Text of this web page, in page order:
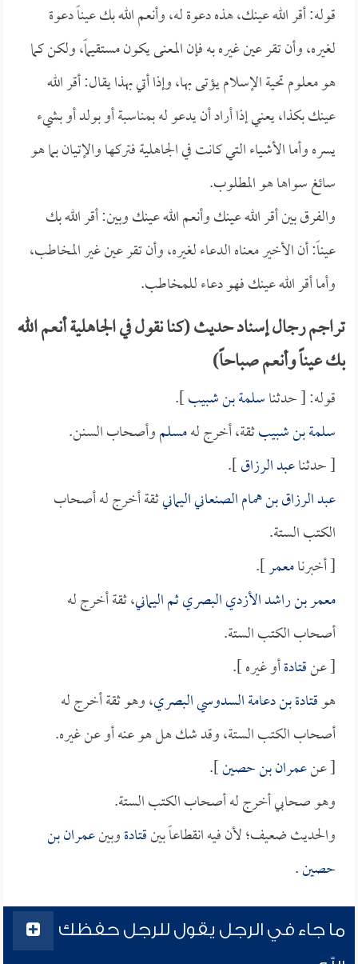
قوله: أقر الله عينك، هذه دعوة له، وأنعم الله بك عيناً دعوة
لغيره، وأن تقر عين غيره به فإن المعنى يكون مستقيماً، ولكن كما
هو معلوم تحية الإسلام يؤتى بها، وإذا أتي بهذا يقال: أقر الله
عينك بكذا، يعني إذا أراد أن يدعو له بمناسبة أو بولد أو بشيء
يسره وأما الأشياء التي كانت في الجاهلية فتركها والإتيان بما هو
سائغ سواها هو المطلوب.
والفرق بين أقر الله عينك وأنعم الله عينك وبين: أقر الله بك
عيناً: أن الأخير معناه الدعاء لغيره، وأن تقر عين غير المخاطب،
وأما أقر الله عينك فهو دعاء للمخاطب.
تراجم رجال إسناد حديث (كنا نقول في الجاهلية أنعم الله
بك عيناً وأنعم صباحاً)
قوله: [ حدثناسلمة بن شبيب].
سلمة بن شبيبثقة، أخرج لهمسلموأصحاب السنن.
[ حدثناعبد الرزاق].
عبد الرزاق بن همام الصنعاني اليمانيثقة أخرج له أصحاب
الكتب الستة.
[ أخبرنامعمر].
معمر بن راشد الأزدي البصري ثم اليماني، ثقة أخرج له
أصحاب الكتب الستة.
[ عنقتادةأو غيره ].
هوقتادة بن دعامة السدوسي البصري، وهو ثقة أخرج له
أصحاب الكتب الستة، وقد شك هل هو عنه أو عن غيره.
[ عنعمران بن حصين].
وهو صحابي أخرج له أصحاب الكتب الستة.
والحديث ضعيف؛ لأن فيه انقطاعاً بينقتادةوبينعمران بن
حصين.
ما جاء في الرجل يقول للرجل حفظك